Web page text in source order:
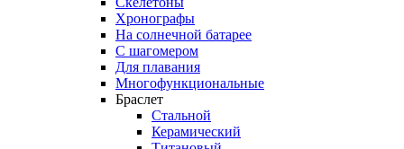
Хронографы
На солнечной батарее
С шагомером
Для плавания
Многофункциональные
Браслет
Стальной
Керамический